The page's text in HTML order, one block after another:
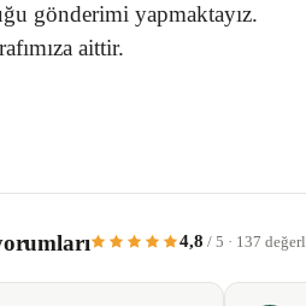
gönderimi yapmaktayız.
aittir.
4,8 / 5 · 137